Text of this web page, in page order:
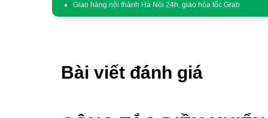
Giao hàng nội thành Hà Nội 24h, giao hỏa tốc Grab
Bài viết đánh giá